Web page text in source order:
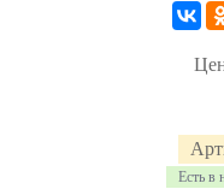
Есть в